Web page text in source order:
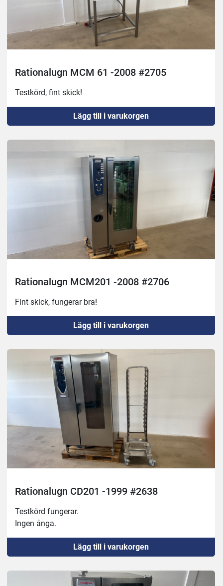
Rationalugn MCM 61 -2008 #2705
Testkörd, fint skick!
Lägg till i varukorgen
Rationalugn MCM201 -2008 #2706
Fint skick, fungerar bra!
Lägg till i varukorgen
Rationalugn CD201 -1999 #2638
Testkörd fungerar.
Ingen ånga.
Lägg till i varukorgen